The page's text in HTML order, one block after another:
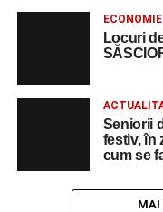
ECONOMIE
Locuri
Seniorii
festiv, în
cum se
MAI